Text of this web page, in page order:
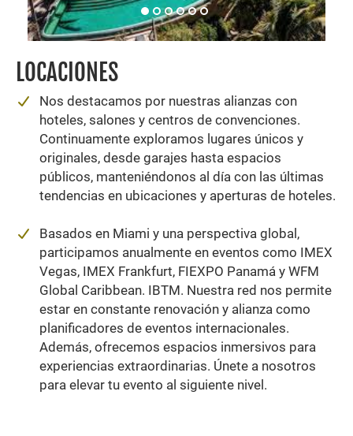
LOCACIONES
Nos destacamos por nuestras alianzas con
hoteles, salones y centros de convenciones.
Continuamente exploramos lugares únicos y
originales, desde garajes hasta espacios
públicos, manteniéndonos al día con las últimas
tendencias en ubicaciones y aperturas de hoteles.
Basados en Miami y una perspectiva global,
participamos anualmente en eventos como IMEX
Vegas, IMEX Frankfurt, FIEXPO Panamá y WFM
Global Caribbean. IBTM. Nuestra red nos permite
estar en constante renovación y alianza como
planificadores de eventos internacionales.
Además, ofrecemos espacios inmersivos para
experiencias extraordinarias. Únete a nosotros
para elevar tu evento al siguiente nivel.